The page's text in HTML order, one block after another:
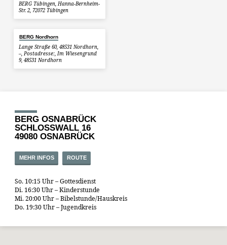
BERG Tübingen, Hanna-Bernheim-
Str. 2, 72072 Tübingen
BERG Nordhorn
Lange Straße 60, 48531 Nordhorn,
–, Postadresse:, Im Wiesengrund
9, 48531 Nordhorn
BERG OSNABRÜCK
SCHLOSSWALL 16
49080 OSNABRÜCK
MEHR INFOS ROUTE
So. 10:15 Uhr – Gottesdienst
Di. 16:30 Uhr – Kinderstunde
Mi. 20:00 Uhr – Bibelstunde/Hauskreis
Do. 19:30 Uhr – Jugendkreis